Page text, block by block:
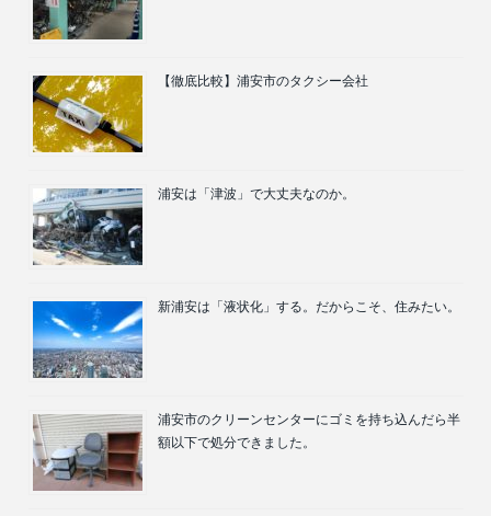
【徹底比較】浦安市のタクシー会社
浦安は「津波」で大丈夫なのか。
新浦安は「液状化」する。だからこそ、住みたい。
浦安市のクリーンセンターにゴミを持ち込んだら半
額以下で処分できました。